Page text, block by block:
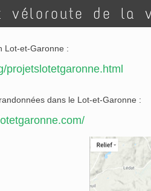
véloroute de la
Lot-et-Garonne :
projetslotetgaronne.html
dans le Lot-et-Garonne :